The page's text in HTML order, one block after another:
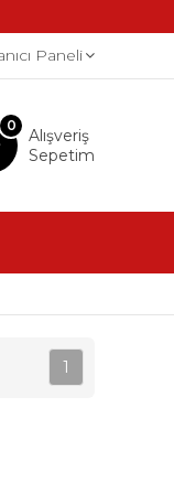
Paneli
Alışveriş
Sepetim
0
1